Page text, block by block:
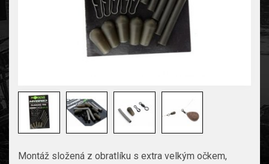
Montáž složená z obratlíku s extra velkým očkem,